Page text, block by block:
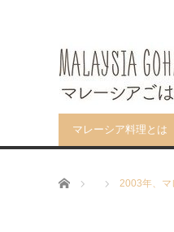
マレーシア料理とは
ホーム 2003年、マ